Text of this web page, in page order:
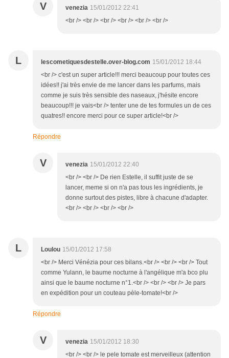
V venezia 15/01/2012 22:41
<br /> <br /> <br /> <br /> <br /> <br />
L lescometiquesdestelle.over-blog.com 15/01/2012 18:44
<br /> c'est un super article!!! merci beaucoup pour toutes ces
idées!! j'ai très envie de me lancer dans les parfums, mais
comme je suis très sensible des naseaux, j'hésite encore
beaucoup!!! je vais<br /> tenter une de tes formules un de ces
quatres!! encore merci pour ce super article!<br />
Répondre
V venezia 15/01/2012 22:40
<br /> <br /> De rien Estelle, il suffit juste de se
lancer, meme si on n'a pas tous les ingrédients, je
donne surtout des pistes, libre à chacune d'adapter.
<br /> <br /> <br /> <br />
L Loulou 15/01/2012 17:58
<br /> Merci Vénézia pour ces bilans.<br /> <br /> <br /> Tout
comme Yulann, le baume nocturne à l'angélique m'a bco plu
ainsi que le baume nocturne n°1.<br /> <br /> <br /> Je pars
en expédition pour un couteau pèle-tomate!<br />
Répondre
V venezia 15/01/2012 18:30
<br /> <br /> le pele tomate est merveilleux (attention